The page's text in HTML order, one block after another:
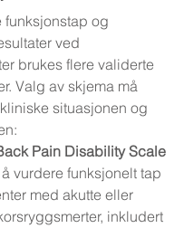
funksjonstap og
ved
brukes flere validerte
Valg av skjema må
situasjonen og
Pain Disability Scale
vurdere funksjonelt tap
med akutte eller
inkludert